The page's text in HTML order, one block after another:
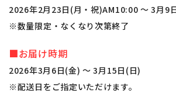
2026年2月23日(月・祝)AM10:00 ～ 3月9
※数量限定・なくなり次第終了
■お届け時期
2026年3月6日(金) ～ 3月15日(日)
※配送日をご指定いただけます。